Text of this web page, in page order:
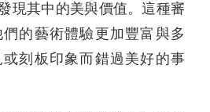
現其中的美與價值。這種審
的藝術體驗更加豐富與多
刻板印象而錯過美好的事